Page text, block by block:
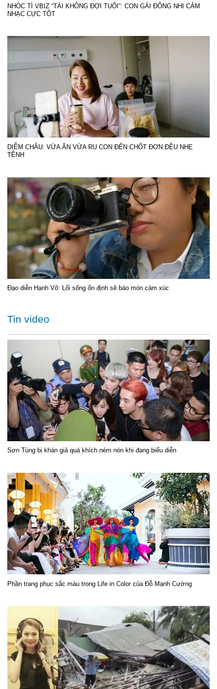
NHÓC TÌ VBIZ “TÀI KHÔNG ĐỢI TUỔI”: CON GÁI ĐÔNG NHI CẢM
NHẠC CỰC TỐT
DIỄM CHÂU: VỪA ĂN VỪA RU CON ĐẾN CHỐT ĐƠN ĐỀU NHẸ
TÊNH
Đạo diễn Hạnh Võ: Lối sống ổn định sẽ bào mòn cảm xúc
Tin video
Sơn Tùng bị khán giả quá khích ném nón khi đang biểu diễn
Phần trang phục sắc màu trong Life in Color của Đỗ Mạnh Cường